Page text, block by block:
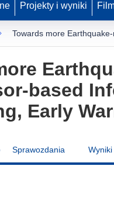
Projekty i wyniki
Towards more
based
Early
Sprawozdania Wyniki